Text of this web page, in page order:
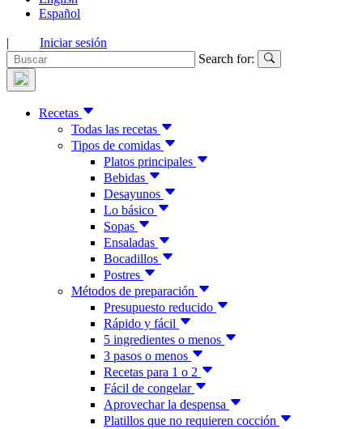
Español
|
Iniciar sesión
Search for:
Recetas
Todas las recetas
Tipos de comidas
Platos principales
Bebidas
Desayunos
Lo básico
Sopas
Ensaladas
Bocadillos
Postres
Métodos de preparación
Presupuesto reducido
Rápido y fácil
5 ingredientes o menos
3 pasos o menos
Recetas para 1 o 2
Fácil de congelar
Aprovechar la despensa
Platillos que no requieren cocción